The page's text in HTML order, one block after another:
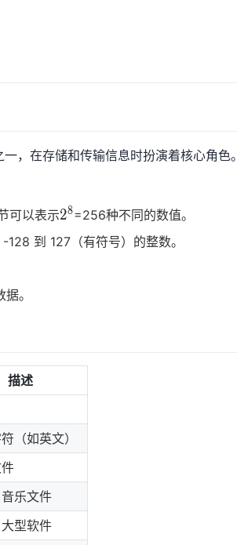
，在存储和传输信息时扮演着核心角色。
可以表示2^8
28=256种不同的数值。
到 127（有符号）的整数。
。
描述
（如英文）
乐文件
型软件